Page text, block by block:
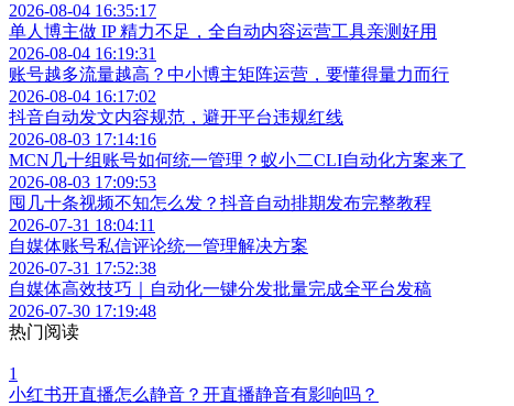
2026-08-04 16:35:17
单人博主做 IP 精力不足，全自动内容运营工具亲测好用
2026-08-04 16:19:31
账号越多流量越高？中小博主矩阵运营，要懂得量力而行
2026-08-04 16:17:02
抖音自动发文内容规范，避开平台违规红线
2026-08-03 17:14:16
MCN几十组账号如何统一管理？蚁小二CLI自动化方案来了
2026-08-03 17:09:53
囤几十条视频不知怎么发？抖音自动排期发布完整教程
2026-07-31 18:04:11
自媒体账号私信评论统一管理解决方案
2026-07-31 17:52:38
自媒体高效技巧｜自动化一键分发批量完成全平台发稿
2026-07-30 17:19:48
热门阅读
1
小红书开直播怎么静音？开直播静音有影响吗？